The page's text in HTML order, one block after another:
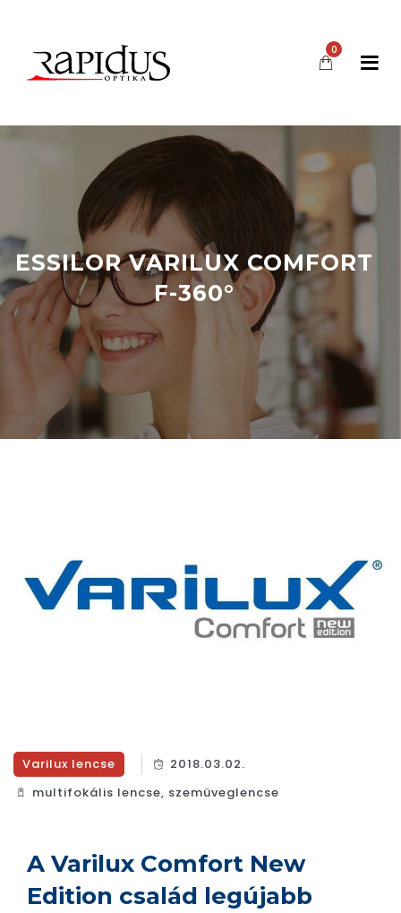
0
ESSILOR VARILUX COMFORT
F-360°
Varilux lencse
2018.03.02.
multifokális lencse, szemüveglencse
A Varilux Comfort New
Edition család legújabb